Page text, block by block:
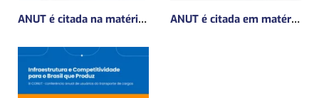
ANUT é citada na matéria da Mundo Logística sobre MP do frete mínimo” ANUT é citada em matéria da Mundo Logística sobre a MP do Frete